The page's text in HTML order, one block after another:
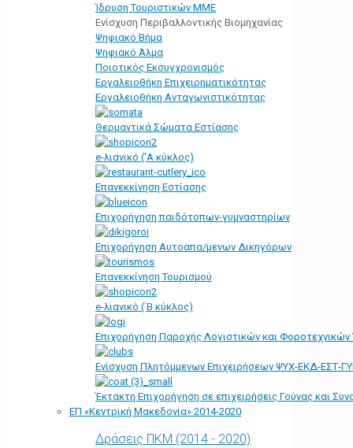
Ίδρυση Τουριστικών ΜΜΕ
Ενίσχυση Περιβαλλοντικής Βιομηχανίας
Ψηφιακό Βήμα
Ψηφιακό Άλμα
Ποιοτικός Εκσυγχρονισμός
Εργαλειοθήκη Eπιχειρηματικότητας
Εργαλειοθήκη Ανταγωνιστικότητας
Θερμαντικά Σώματα Εστίασης
e-λιανικό ('Α κύκλος)
Επανεκκίνηση Εστίασης
Επιχορήγηση παιδότοπων-γυμναστηρίων
Επιχορήγηση Αυτοαπα/μενων Δικηγόρων
Επανεκκίνηση Τουρισμού
e-λιανικό (΄Β κύκλος)
Επιχορήγηση Παροχής Λογιστικών και
Ενίσχυση Πλητόμμενων Επιχειρήσεων ΨΥΧ-ΕΚΔ-ΕΣΤ-
Έκτακτη Επιχορήγηση σε επιχειρήσεις Γούνας και
ΕΠ «Kεντρική Μακεδονία» 2014-2020
Δράσεις ΠΚΜ (2014 - 2020)